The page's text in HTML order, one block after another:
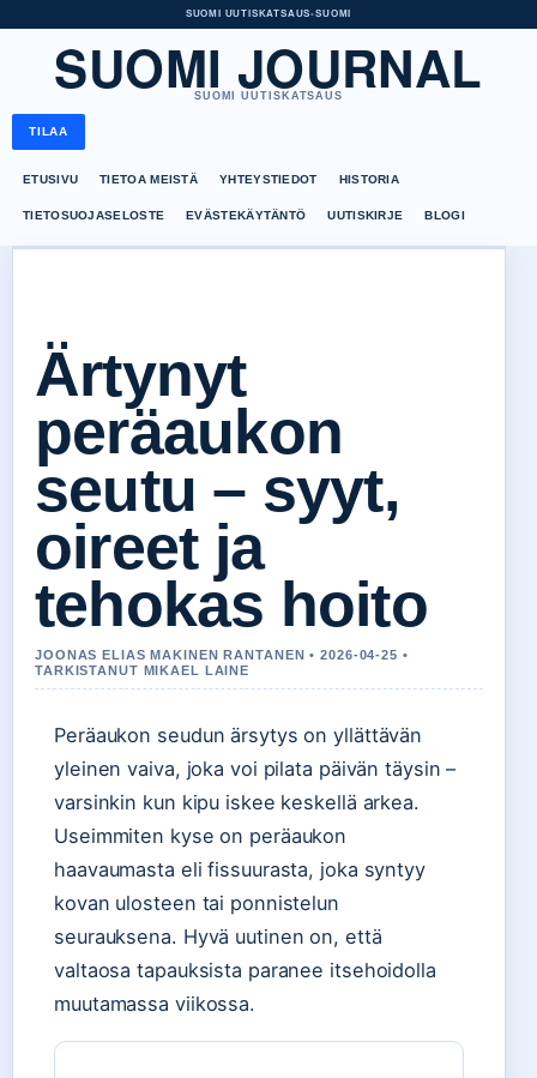
SUOMI UUTISKATSAUS•SUOMI
SUOMI JOURNAL
SUOMI UUTISKATSAUS
TILAA
ETUSIVU TIETOA MEISTÄ YHTEYSTIEDOT HISTORIA
TIETOSUOJASELOSTE EVÄSTEKÄYTÄNTÖ UUTISKIRJE BLOGI
Ärtynyt
peräaukon
seutu – syyt,
oireet ja
tehokas hoito
JOONAS ELIAS MAKINEN RANTANEN • 2026-04-25 •
TARKISTANUT MIKAEL LAINE
Peräaukon seudun ärsytys on yllättävän
yleinen vaiva, joka voi pilata päivän täysin –
varsinkin kun kipu iskee keskellä arkea.
Useimmiten kyse on peräaukon
haavaumasta eli fissuurasta, joka syntyy
kovan ulosteen tai ponnistelun
seurauksena. Hyvä uutinen on, että
valtaosa tapauksista paranee itsehoidolla
muutamassa viikossa.